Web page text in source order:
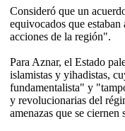
Consideró que un
equivocados que
acciones de la región".
Para Aznar, el Estado
islamistas y yihadistas,
fundamentalista" y
y revolucionarias del
amenazas que se